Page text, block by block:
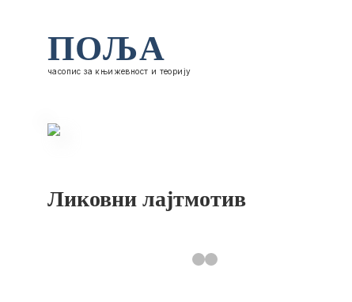
ПОЉА
часопис за књижевност и теорију
Ликовни лајтмотив